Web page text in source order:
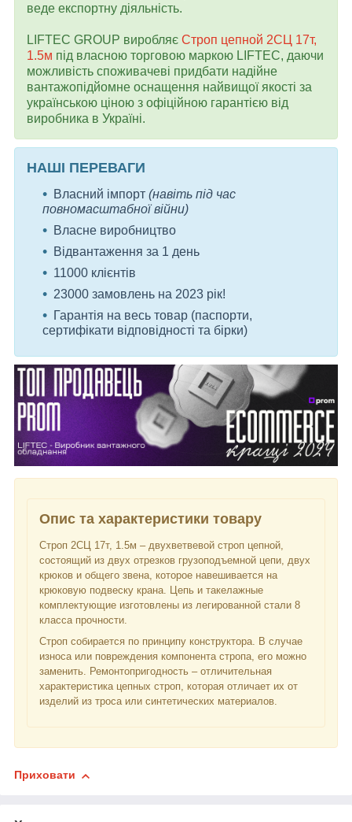
веде експортну діяльність.
LIFTEC GROUP виробляє Строп цепной 2СЦ 17т,
1.5м під власною торговою маркою LIFTEC, даючи
можливість споживачеві придбати надійне
вантажопідйомне оснащення найвищої якості за
українською ціною з офіційною гарантією від
виробника в Україні.
НАШІ ПЕРЕВАГИ
Власний імпорт (навіть під час
повномасштабної війни)
Власне виробництво
Відвантаження за 1 день
11000 клієнтів
23000 замовлень на 2023 рік!
Гарантія на весь товар (паспорти,
сертифікати відповідності та бірки)
Опис та характеристики товару
Строп 2СЦ 17т, 1.5м – двухветвевой строп цепной,
состоящий из двух отрезков грузоподъемной цепи, двух
крюков и общего звена, которое навешивается на
крюковую подвеску крана. Цепь и такелажные
комплектующие изготовлены из легированной стали 8
класса прочности.
Строп собирается по принципу конструктора. В случае
износа или повреждения компонента стропа, его можно
заменить. Ремонтопригодность – отличительная
характеристика цепных строп, которая отличает их от
изделий из троса или синтетических материалов.
Приховати